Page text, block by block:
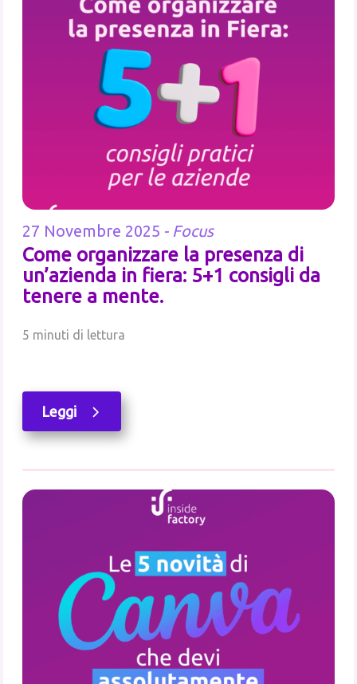
27 Novembre 2025 - Focus
Come organizzare la presenza di
un’azienda in fiera: 5+1 consigli da
tenere a mente.
5 minuti di lettura
Leggi